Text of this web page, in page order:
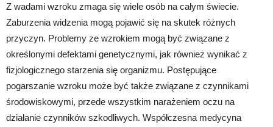
Z wadami wzroku zmaga się wiele osób na całym świecie.
Zaburzenia widzenia mogą pojawić się na skutek różnych
przyczyn. Problemy ze wzrokiem mogą być związane z
określonymi defektami genetycznymi, jak również wynikać z
fizjologicznego starzenia się organizmu. Postępujące
pogarszanie wzroku może być także związane z czynnikami
środowiskowymi, przede wszystkim narażeniem oczu na
działanie czynników szkodliwych. Współczesna medycyna